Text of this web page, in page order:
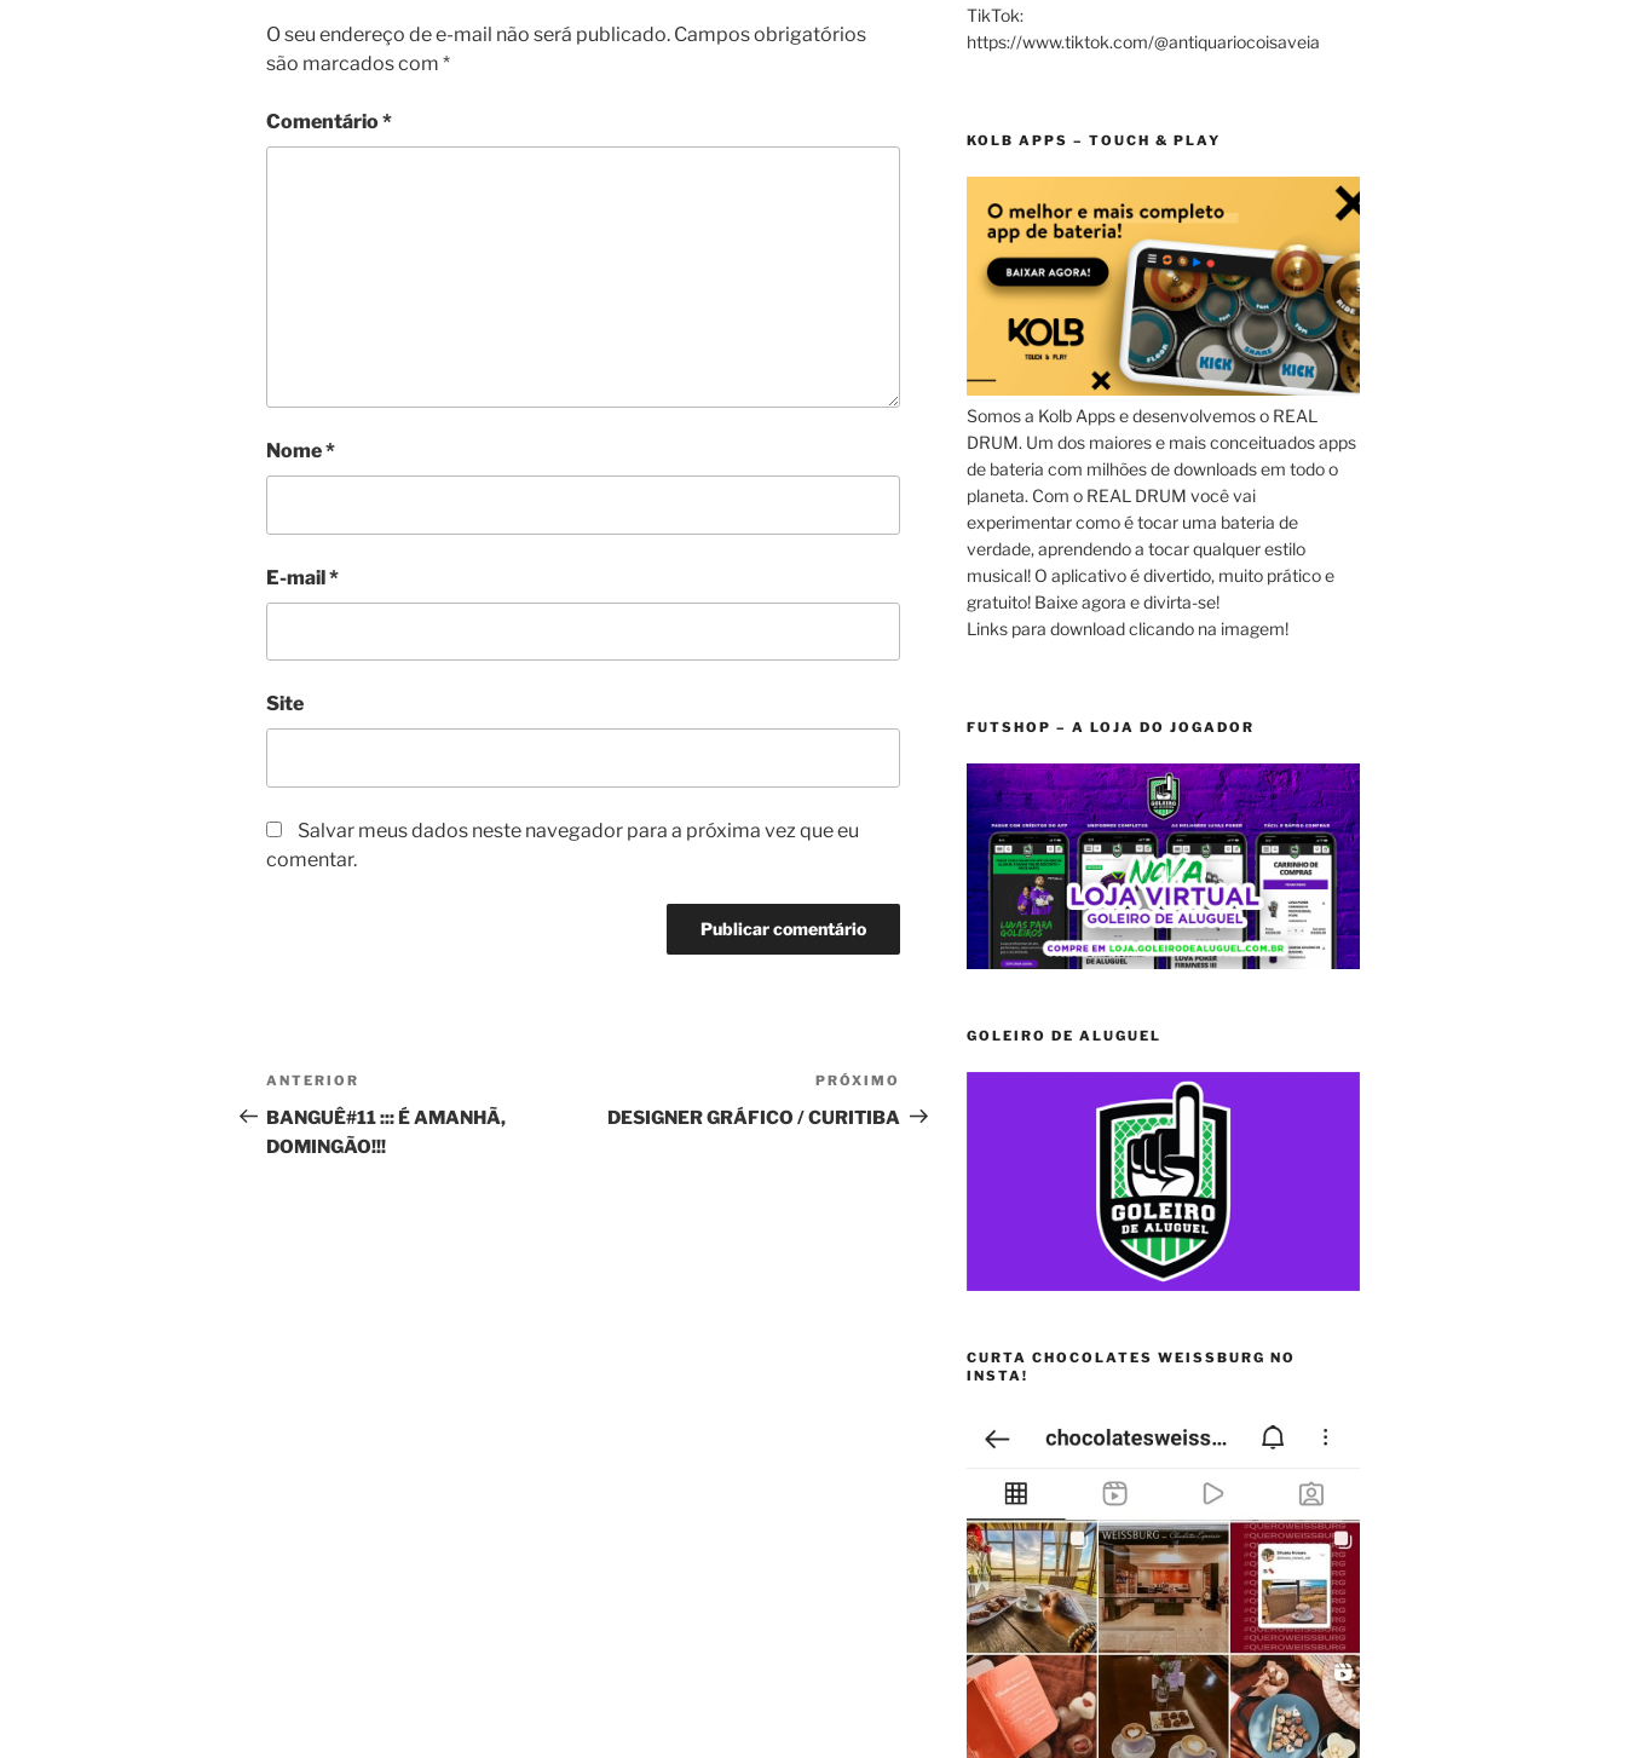
O seu endereço de e-mail não será publicado. Campos obrigatórios
são marcados com *
Comentário*
Nome*
E-mail*
Site
Salvar meus dados neste navegador para a próxima vez que eu
comentar.
Navegação
de
Post
Post
anterior
ANTERIOR
BANGUÊ#11 ::: É AMANHÃ,
DOMINGÃO!!!
post
PRÓXIMO
DESIGNER GRÁFICO / CURITIBA
TikTok:
https://www.tiktok.com/@antiquariocoisaveia
KOLB APPS – TOUCH & PLAY
Somos a Kolb Apps e desenvolvemos o REAL
DRUM. Um dos maiores e mais conceituados apps
de bateria com milhões de downloads em todo o
planeta. Com o REAL DRUM você vai
experimentar como é tocar uma bateria de
verdade, aprendendo a tocar qualquer estilo
musical! O aplicativo é divertido, muito prático e
gratuito! Baixe agora e divirta-se!
Links para download clicando na imagem!
FUTSHOP – A LOJA DO JOGADOR
GOLEIRO DE ALUGUEL
CURTA CHOCOLATES WEISSBURG NO
INSTA!